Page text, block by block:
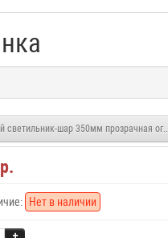
светильник-шар 350мм прозрачная
Нет в наличии